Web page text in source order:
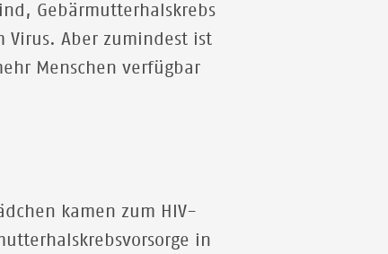
Gebärmutterhalskrebs
Aber zumindest ist
Menschen verfügbar
kamen zum HIV-
in